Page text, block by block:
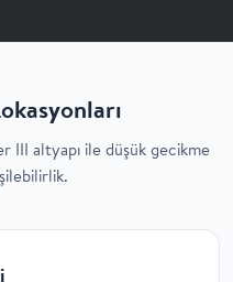
III altyapı ile düşük gecikme